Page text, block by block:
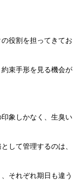
役割を担ってきてお
束手形を見る機会が
象しかなく、生臭い
して管理するのは、
それぞれ期日も違う